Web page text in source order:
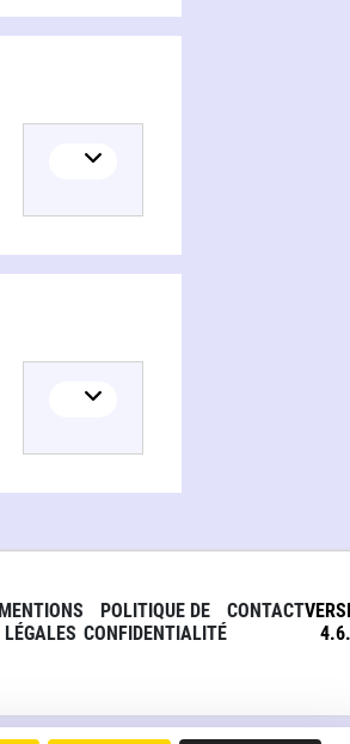
MENTIONS
LÉGALES
POLITIQUE DE
CONFIDENTIALITÉ
CONTACT